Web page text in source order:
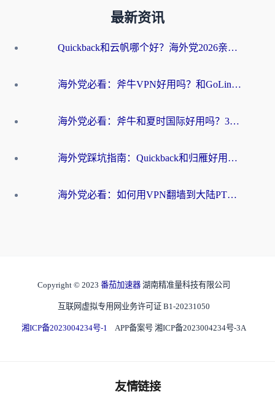
最新资讯
Quickback和云帆哪个好？海外党2026亲测指南：选对加速器大陆工具，无缝刷国内剧玩国服
海外党必看：斧牛VPN好用吗？和GoLinkVPN对比哪个回国效果更好？
海外党必看：斧牛和夏时国际好用吗？3步选对回国加速器，无缝刷国内资源
海外党踩坑指南：Quickback和归雁好用吗？选对加速器才能无缝刷国内资源
海外党必看：如何用VPN翻墙到大陆PTT？一篇解决你所有回国加速痛点
Copyright © 2023 番茄加速器 湖南精准量科技有限公司
互联网虚拟专用网业务许可证 B1-20231050
湘ICP备2023004234号-1 APP备案号 湘ICP备2023004234号-3A
友情链接